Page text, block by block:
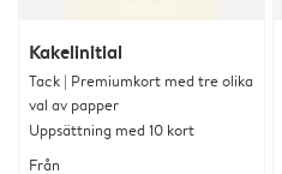
Kakelinitial
Tack | Premiumkort med tre olika
val av papper
Uppsättning med 10 kort
Från